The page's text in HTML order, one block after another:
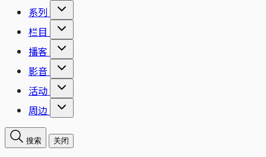
系列
栏目
播客
影音
活动
周边
搜索 关闭